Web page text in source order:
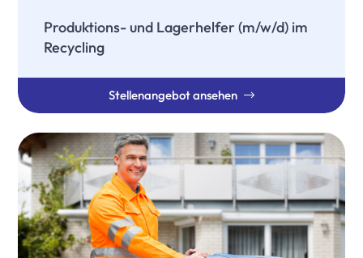
Stellenangebot ansehen
Produktions- und Lagerhelfer (m/w/d) im
Recycling